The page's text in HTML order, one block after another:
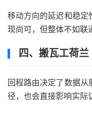
移动方向的延迟和稳定
现尚可，但整体不如联
四、搬瓦工荷
回程路由决定了数据
径，也会直接影响实际